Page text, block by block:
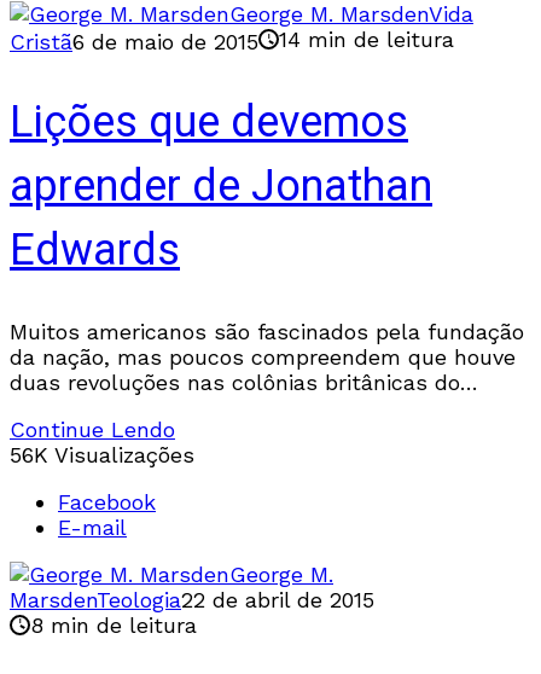
George M. MarsdenVida
Cristã6 de maio de 2015 14 min de leitura
Lições que devemos
aprender de Jonathan
Edwards
Muitos americanos são fascinados pela fundação
da nação, mas poucos compreendem que houve
duas revoluções nas colônias britânicas do
houve a revolução
Continue Lendo
56K Visualizações
Facebook
E-mail
George M.
MarsdenTeologia22 de abril de 2015
8 min de leitura